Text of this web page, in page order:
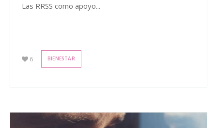
Las RRSS como apoyo...
6 BIENESTAR